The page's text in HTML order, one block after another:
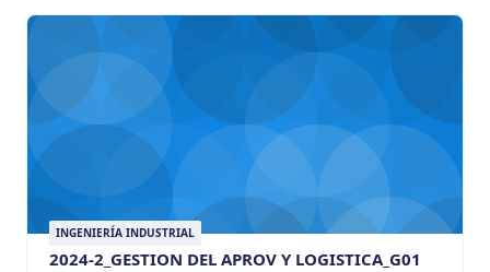
INGENIERÍA INDUSTRIAL
2024-2_GESTION DEL APROV Y LOGISTICA_G01